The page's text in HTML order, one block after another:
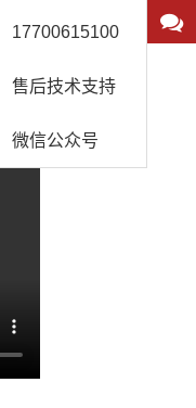
17700615100
售后技术支持
微信公众号